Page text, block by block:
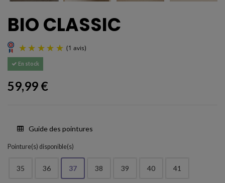
BIO CLASSIC
(1 avis)
En stock
59,99 €
Guide des pointures
Pointure(s) disponible(s)
35 36 37 38 39 40 41